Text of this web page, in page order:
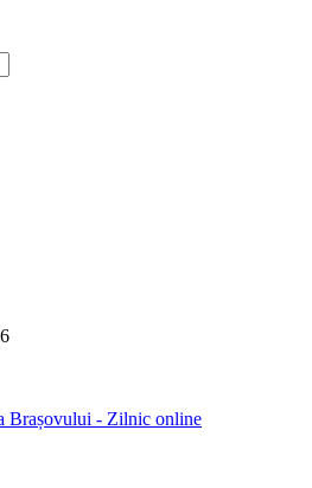
Brașovului - Zilnic online